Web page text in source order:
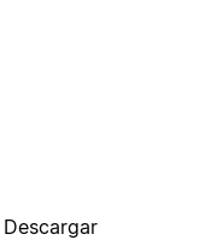
Descargar